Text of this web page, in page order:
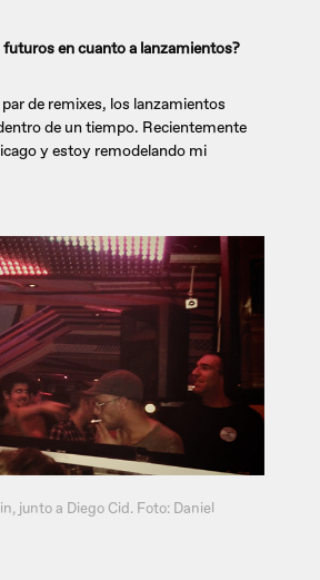
futuros en cuanto a lanzamientos?
de remixes, los lanzamientos
de un tiempo. Recientemente
y estoy remodelando mi
junto a Diego Cid. Foto: Daniel